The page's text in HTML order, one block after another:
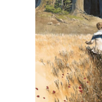
mettre sous tous les yeux. C'est cela...